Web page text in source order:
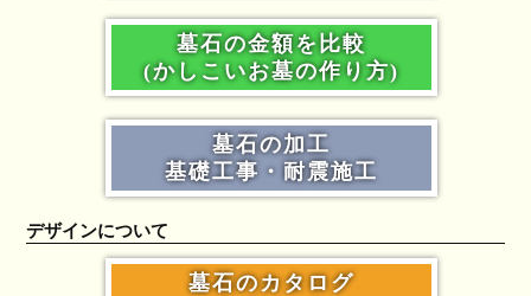
墓石の金額を比較
(かしこいお墓の作り方)
墓石の加工
基礎工事・耐震施工
デザインについて
墓石のカタログ